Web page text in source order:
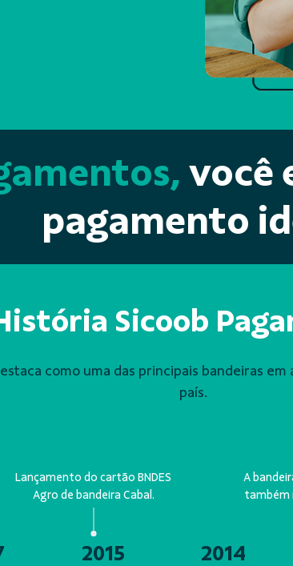
você
pagamento
Sicoob
como uma das principais bandeiras
país.
Lançamento do cartão BNDES
Agro de bandeira Cabal.
2015 2014
A
também